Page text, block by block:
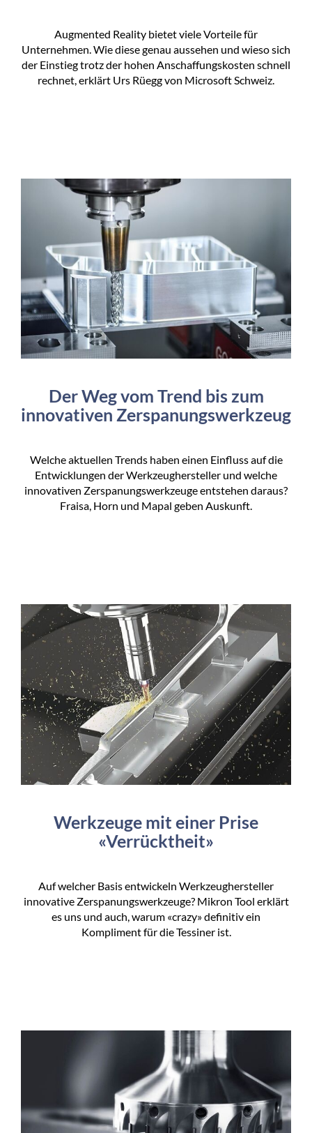
Augmented Reality bietet viele Vorteile für
Unternehmen. Wie diese genau aussehen und wieso sich
der Einstieg trotz der hohen Anschaffungskosten schnell
rechnet, erklärt Urs Rüegg von Microsoft Schweiz.
Der Weg vom Trend bis zum
innovativen Zerspanungswerkzeug
Welche aktuellen Trends haben einen Einfluss auf die
Entwicklungen der Werkzeughersteller und welche
innovativen Zerspanungswerkzeuge entstehen daraus?
Fraisa, Horn und Mapal geben Auskunft.
Werkzeuge mit einer Prise
«Verrücktheit»
Auf welcher Basis entwickeln Werkzeughersteller
innovative Zerspanungswerkzeuge? Mikron Tool erklärt
es uns und auch, warum «crazy» definitiv ein
Kompliment für die Tessiner ist.